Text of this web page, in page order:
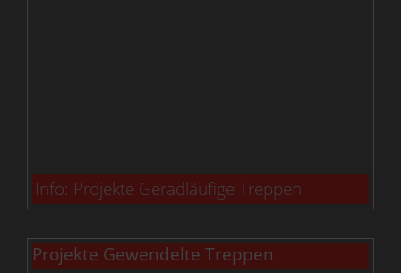
Info: Projekte Geradläufige Treppen
Projekte Gewendelte Treppen